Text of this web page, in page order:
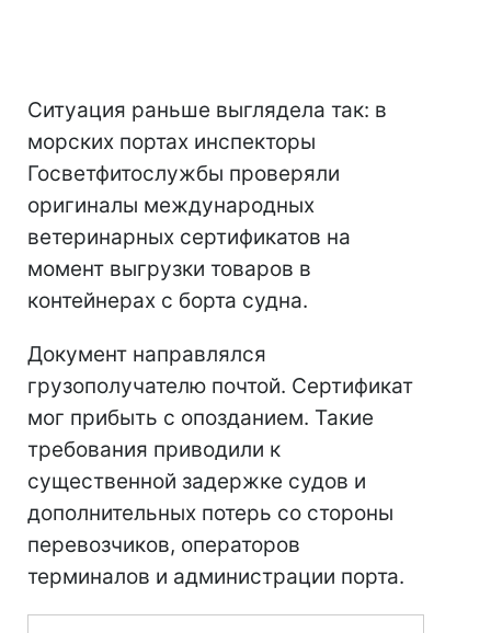
Ситуация раньше выглядела так: в
морских портах инспекторы
Госветфитослужбы проверяли
оригиналы международных
ветеринарных сертификатов на
момент выгрузки товаров в
контейнерах с борта судна.
Документ направлялся
грузополучателю почтой. Сертификат
мог прибыть с опозданием. Такие
требования приводили к
существенной задержке судов и
дополнительных потерь со стороны
перевозчиков, операторов
терминалов и администрации порта.